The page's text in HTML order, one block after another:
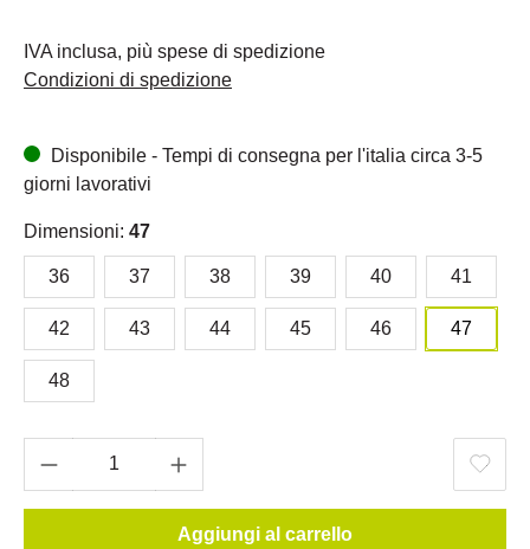
IVA inclusa, più spese di spedizione
Condizioni di spedizione
Disponibile - Tempi di consegna per l'italia circa 3-5
giorni lavorativi
Dimensioni: 47
36 37 38 39 40 41
42 43 44 45 46 47
48
Aggiungi al carrello